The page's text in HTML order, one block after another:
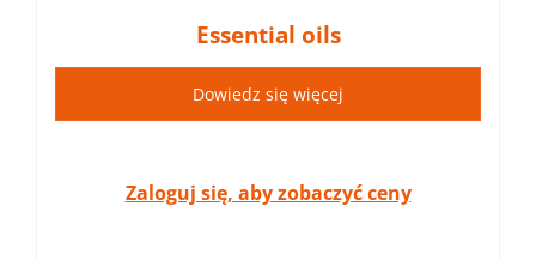
Essential oils
Dowiedz się więcej
Zaloguj się, aby zobaczyć ceny